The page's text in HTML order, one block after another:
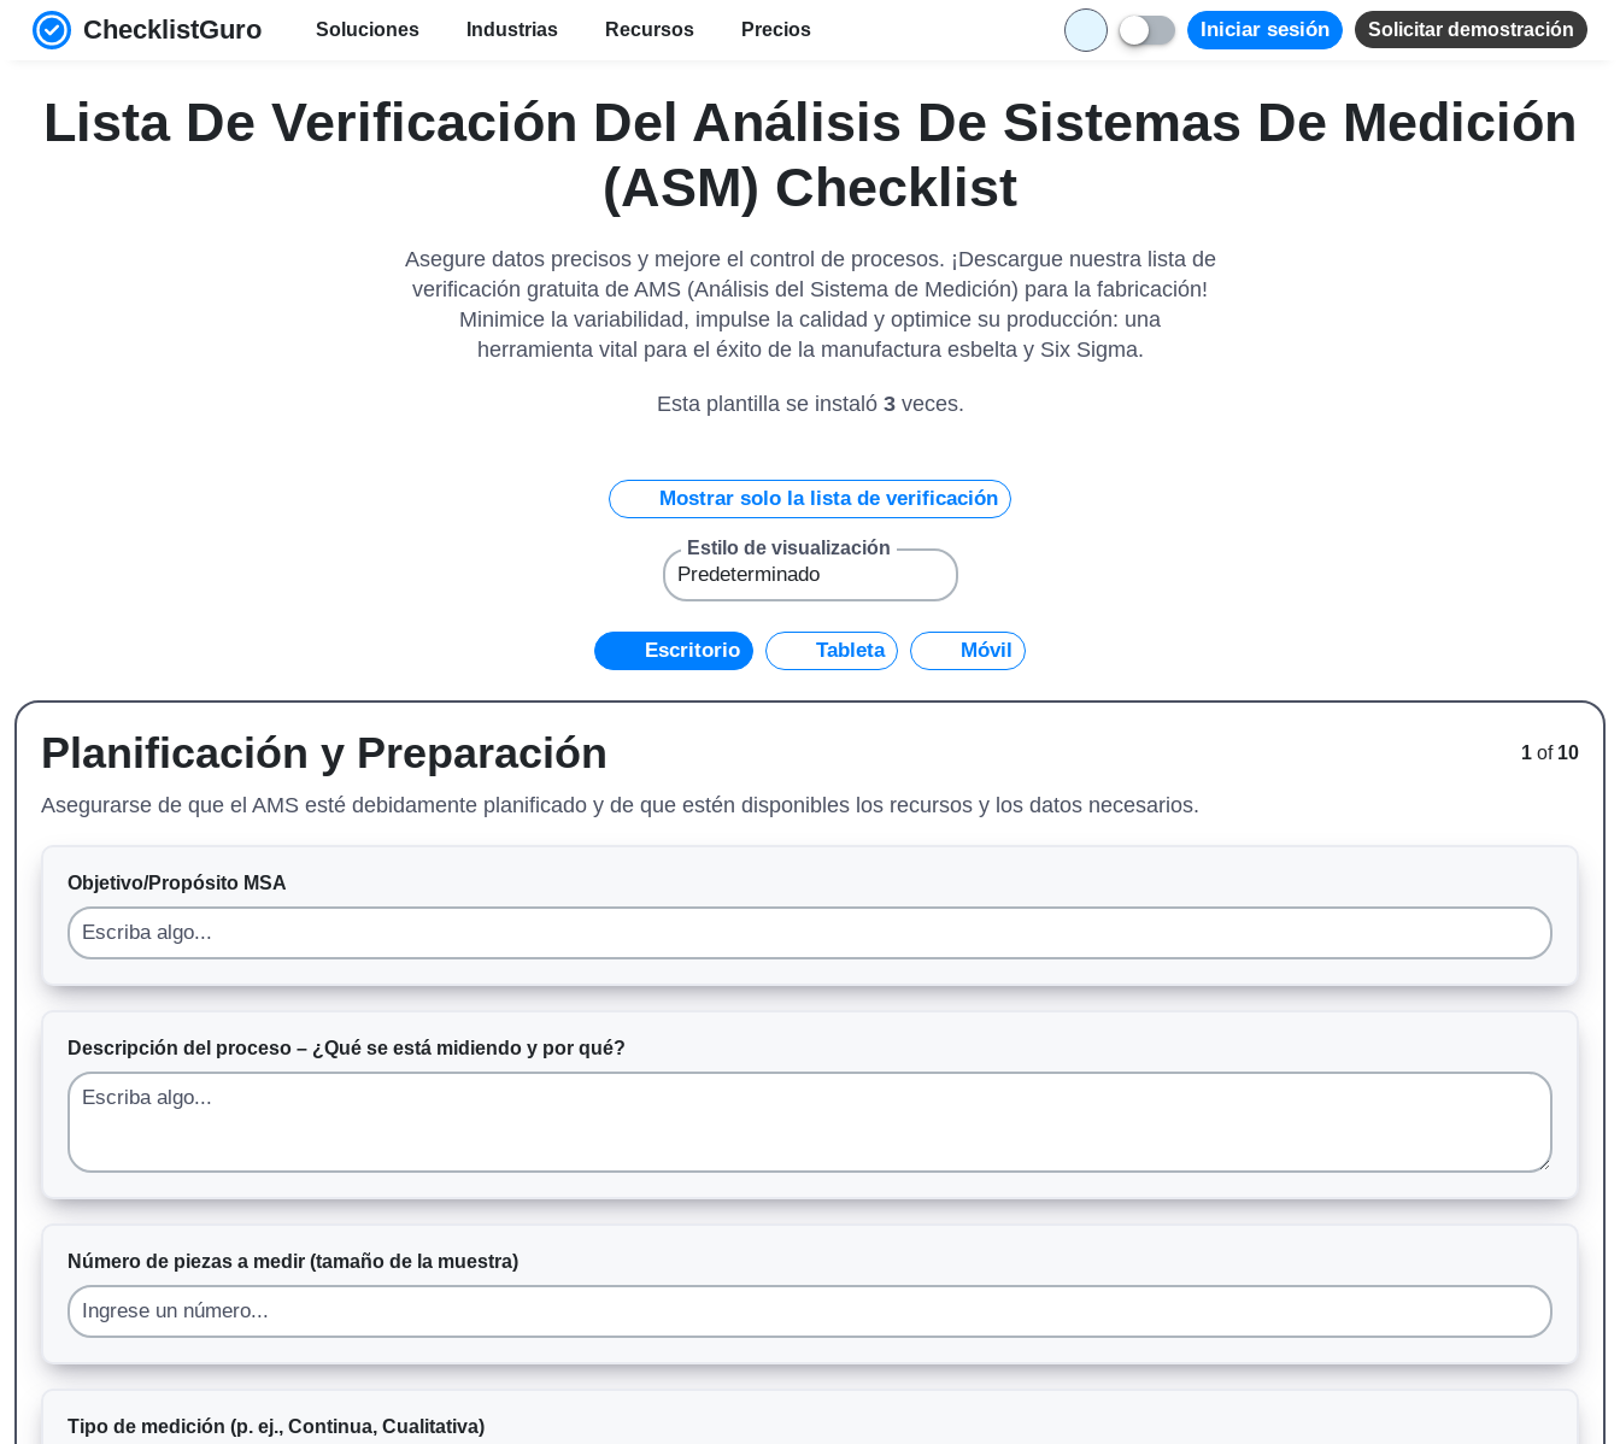
ChecklistGuro Soluciones Industrias Recursos Precios Iniciar sesión Solicitar demostración
Lista De Verificación Del Análisis De Sistemas De Medición
(ASM) Checklist
Asegure datos precisos y mejore el control de procesos. ¡Descargue nuestra lista de
verificación gratuita de AMS (Análisis del Sistema de Medición) para la fabricación!
Minimice la variabilidad, impulse la calidad y optimice su producción: una
herramienta vital para el éxito de la manufactura esbelta y Six Sigma.
Esta plantilla se instaló 3veces.
Mostrar solo la lista de verificación
Estilo de visualización
Escritorio Tableta Móvil
Planificación y Preparación 1 of 10
Asegurarse de que el AMS esté debidamente planificado y de que estén disponibles los recursos y los datos necesarios.
Objetivo/Propósito MSA
Descripción del proceso – ¿Qué se está midiendo y por qué?
Número de piezas a medir (tamaño de la muestra)
Tipo de medición (p. ej., Continua, Cualitativa)